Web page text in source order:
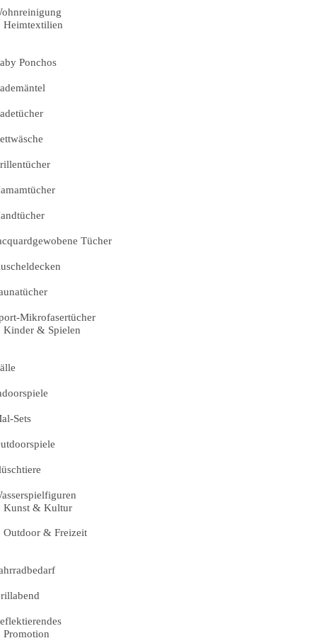
Heimtextilien
Ponchos
Tücher
Mikrofasertücher
Kinder & Spielen
Sets
Kunst & Kultur
Outdoor & Freizeit
Promotion